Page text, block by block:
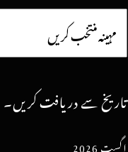
تاریخ سے دریافت کریں۔
اگست 2026